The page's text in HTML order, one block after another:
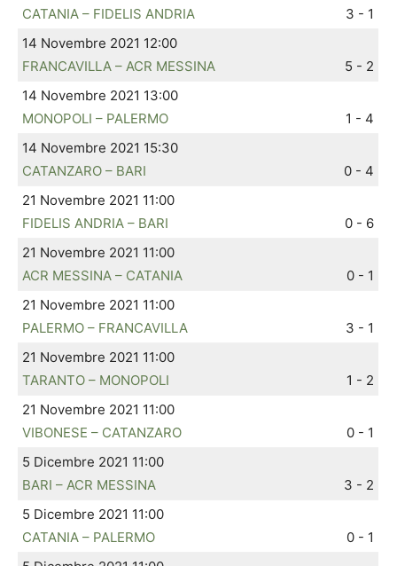
CATANIA – FIDELIS ANDRIA
3 - 1
14 Novembre 2021 12:00
FRANCAVILLA – ACR MESSINA
5 - 2
14 Novembre 2021 13:00
MONOPOLI – PALERMO
1 - 4
14 Novembre 2021 15:30
CATANZARO – BARI
0 - 4
21 Novembre 2021 11:00
FIDELIS ANDRIA – BARI
0 - 6
21 Novembre 2021 11:00
ACR MESSINA – CATANIA
0 - 1
21 Novembre 2021 11:00
PALERMO – FRANCAVILLA
3 - 1
21 Novembre 2021 11:00
TARANTO – MONOPOLI
1 - 2
21 Novembre 2021 11:00
VIBONESE – CATANZARO
0 - 1
5 Dicembre 2021 11:00
BARI – ACR MESSINA
3 - 2
5 Dicembre 2021 11:00
CATANIA – PALERMO
0 - 1